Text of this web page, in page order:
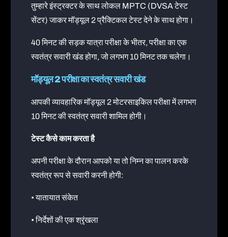
तुम्हारे इंस्ट्रक्टर के साथ लोकल MPTC (DVSA टेस्ट
सेंटर) जाकर मॉड्यूल 2 प्रैक्टिकल टेस्ट देने के साथ होगा।
40 मिनट की सड़क यात्रा परीक्षा के भीतर, परीक्षा का एक
स्वतंत्र सवारी खंड होगा, जो लगभग 10 मिनट तक चलेगा।
मॉड्यूल 2 परीक्षा का स्वतंत्र सवारी खंड
आपकी व्यावहारिक मॉड्यूल 2 मोटरसाइकिल परीक्षा में लगभग
10 मिनट की स्वतंत्र सवारी शामिल होगी।
टेस्ट कैसे काम करता है
अपनी परीक्षा के दौरान आपको या तो निम्न का पालन करके
स्वतंत्र रूप से सवारी करनी होगी:
• यातायात संकेत
• निर्देशों की एक श्रृंखला